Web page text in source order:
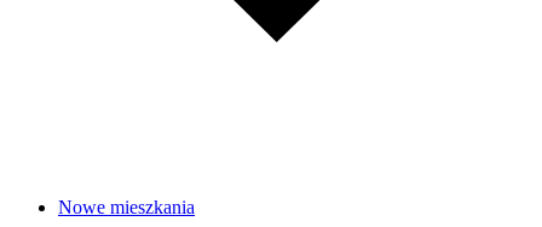
Nowe mieszkania